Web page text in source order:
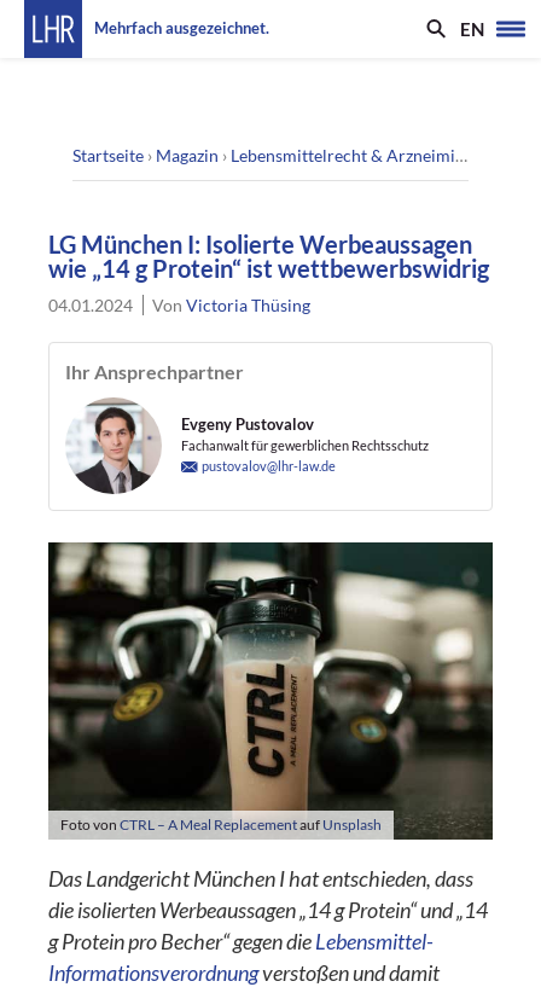
Mehrfach ausgezeichnet. EN
Startseite › Magazin › Lebensmittelrecht & Arzneimittelrecht
LG München I: Isolierte Werbeaussagen
wie „14 g Protein“ ist wettbewerbswidrig
04.01.2024 VonVictoria Thüsing
Ihr Ansprechpartner
Evgeny Pustovalov
Fachanwalt für gewerblichen Rechtsschutz
pustovalov@lhr-law.de
Foto vonCTRL – A Meal Replacementauf Unsplash
Das Landgericht München I hat entschieden, dass
die isolierten Werbeaussagen „14 g Protein“ und „14
g Protein pro Becher“ gegen dieLebensmittel-
Informationsverordnungverstoßen und damit